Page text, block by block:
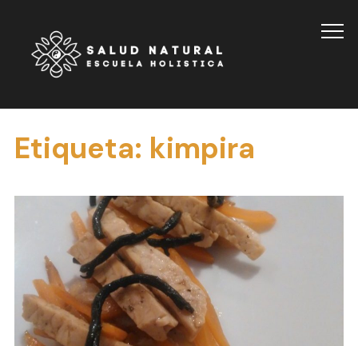
Info
Etiqueta: kimpira